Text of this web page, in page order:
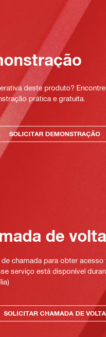
deste produto?
prática e gratuita.
SOLICITAR DEMONSTRAÇÃO
de volta
chamada para obter
serviço está disponível
SOLICITAR CHAMADA DE VOLTA